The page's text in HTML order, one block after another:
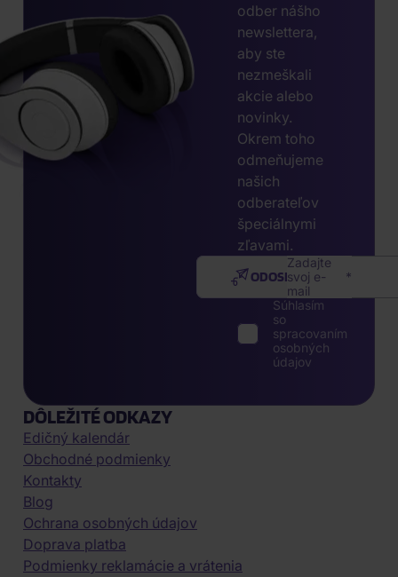
odber nášho
newslettera,
aby ste
nezmeškali
akcie alebo
novinky.
Okrem toho
odmeňujeme
našich
odberateľov
špeciálnymi
zľavami.
Zadajte
svoj e-
mail
ODOSLAŤ
Súhlasím
so
spracovaním
osobných
údajov
DÔLEŽITÉ ODKAZY
Edičný kalendár
Obchodné podmienky
Kontakty
Blog
Ochrana osobných údajov
Doprava platba
Podmienky reklamácie a vrátenia